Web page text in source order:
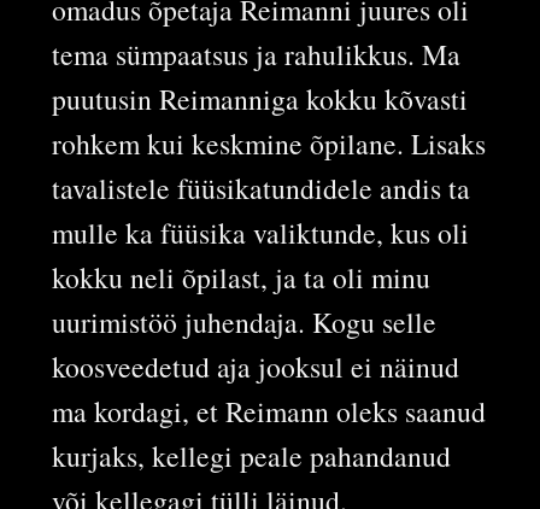
omadus õpetaja Reimanni juures oli
tema sümpaatsus ja rahulikkus. Ma
puutusin Reimanniga kokku kõvasti
rohkem kui keskmine õpilane. Lisaks
tavalistele füüsikatundidele andis ta
mulle ka füüsika valiktunde, kus oli
kokku neli õpilast, ja ta oli minu
uurimistöö juhendaja. Kogu selle
koosveedetud aja jooksul ei näinud
ma kordagi, et Reimann oleks saanud
kurjaks, kellegi peale pahandanud
või kellegagi tülli läinud.